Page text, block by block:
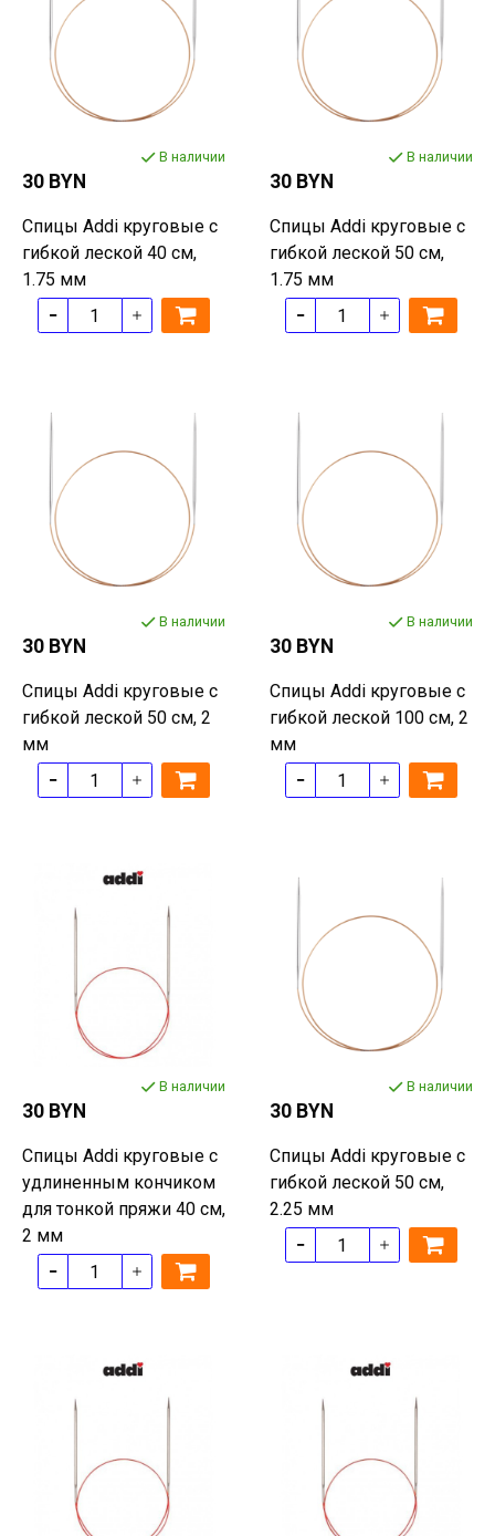
В наличии
30 BYN
Спицы Addi круговые с
гибкой леской 40 см,
1.75 мм
В наличии
30 BYN
Спицы Addi круговые с
гибкой леской 50 см,
1.75 мм
В наличии
30 BYN
Спицы Addi круговые с
гибкой леской 50 см, 2
мм
В наличии
30 BYN
Спицы Addi круговые с
гибкой леской 100 см, 2
мм
В наличии
30 BYN
Спицы Addi круговые с
удлиненным кончиком
для тонкой пряжи 40 см,
2 мм
В наличии
30 BYN
Спицы Addi круговые с
гибкой леской 50 см,
2.25 мм